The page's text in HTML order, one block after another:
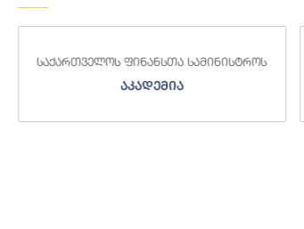
საფინანსო-ანალიტიკური
სამსახური